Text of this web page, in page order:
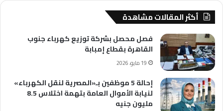
أكثر المقالات مشاهدة
فصل محصل بشركة توزيع كهرباء جنوب
القاهرة بقطاع إمبابة
19 مايو، 2026
إحالة 5 موظفين بـ«المصرية لنقل الكهرباء»
لنيابة الأموال العامة بتهمة اختلاس 8.5
مليون جنيه